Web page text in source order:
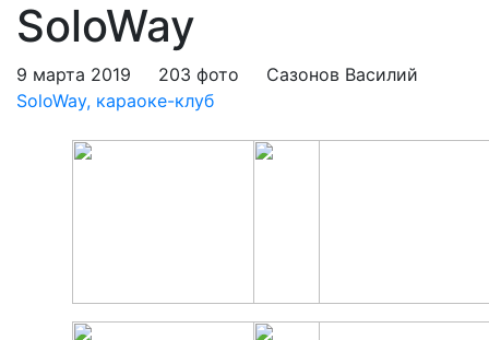
SoloWay
9 марта 2019 203 фото
Сазонов Василий
SoloWay, караоке-клуб